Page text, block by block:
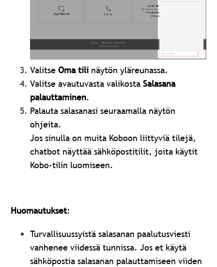
ValitseOmatili näytön yläreunassa.
Valitse avautuvasta valikostaSalasana
palauttaminen.
Palauta salasanasi seuraamalla näytön
ohjeita.
Jos sinulla on muita Koboon liittyviä tilejä,
chatbot näyttää sähköpostitilit, joita käytit
Kobo-tilin luomiseen.
Huomautukset:
Turvallisuussyistä salasanan paalutusviesti
vanhenee viidessä tunnissa. Jos et käytä
sähköpostia salasanan palauttamiseen viiden